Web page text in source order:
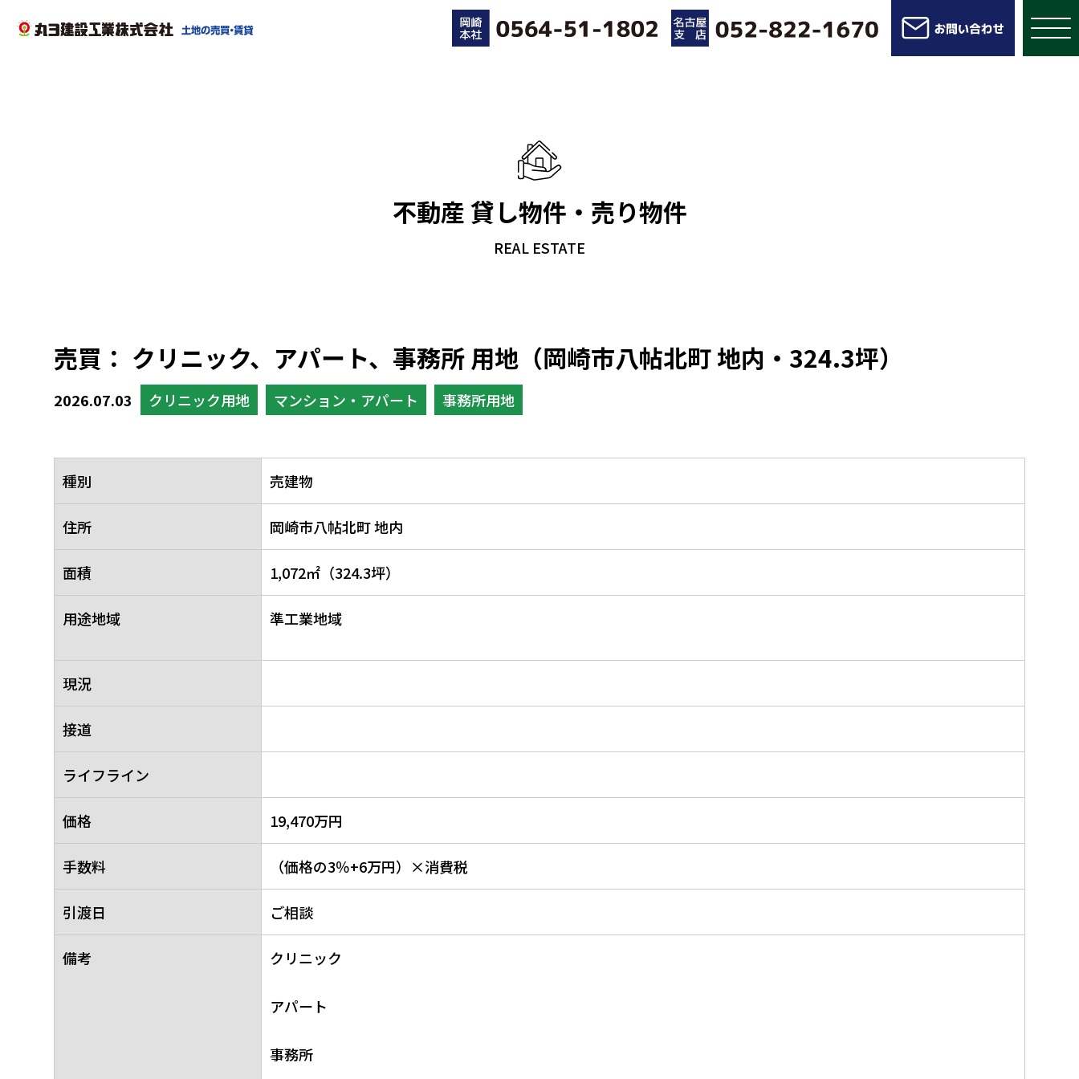
不動産 貸し物件・売り物件
REAL ESTATE
売買： クリニック、アパート、事務所 用地（岡崎市八帖北町 地内・324.3坪）
2026.07.03 クリニック用地 マンション・アパート 事務所用地
種別 売建物
住所 岡崎市八帖北町 地内
面積 1,072㎡（324.3坪）
用途地域 準工業地域
現況
接道
ライフライン
価格 19,470万円
手数料 （価格の3％+6万円）×消費税
引渡日 ご相談
備考 クリニック
アパート
事務所